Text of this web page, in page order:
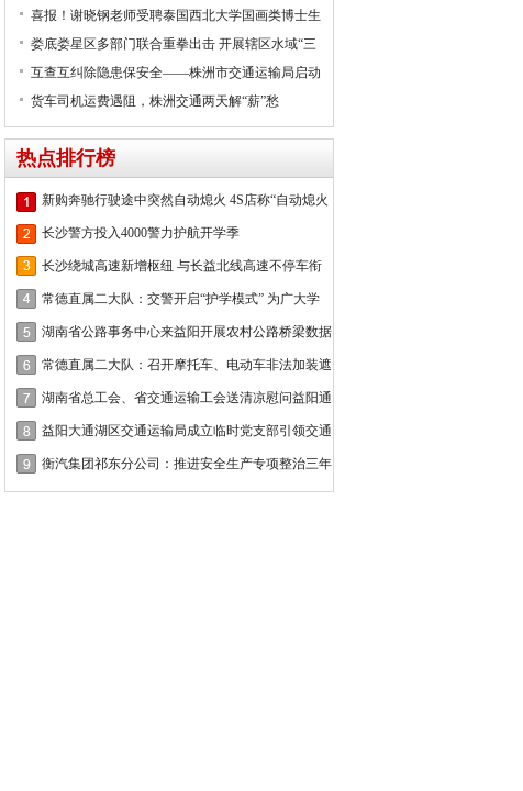
喜报！谢晓钢老师受聘泰国西北大学国画类博士生
娄底娄星区多部门联合重拳出击 开展辖区水域“三
互查互纠除隐患保安全——株洲市交通运输局启动
货车司机运费遇阻，株洲交通两天解“薪”愁
热点排行榜
新购奔驰行驶途中突然自动熄火 4S店称“自动熄火
长沙警方投入4000警力护航开学季
长沙绕城高速新增枢纽 与长益北线高速不停车衔
接
常德直属二大队：交警开启“护学模式” 为广大学
湖南省公路事务中心来益阳开展农村公路桥梁数据
常德直属二大队：召开摩托车、电动车非法加装遮
湖南省总工会、省交通运输工会送清凉慰问益阳通
益阳大通湖区交通运输局成立临时党支部引领交通
衡汽集团祁东分公司：推进安全生产专项整治三年